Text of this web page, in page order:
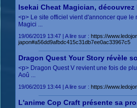
Isekai Cheat Magician,
<p> Le site officiel vient d'annoncer que
Magici ...
19/06/2019 13:47 | A lire sur : https://
japon#a56dd9afbdc415c31db7ee0ac33967c5
Dragon Quest Your Story révèle
<p> Dragon Quest V revient une fois de
Aoû ...
19/06/2019 13:44 | A lire sur : https://
L'anime Cop Craft présente sa